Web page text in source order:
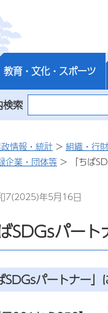
教育・文化・スポーツ
検索
情報・統計 > 組織・行
企業・団体等 > 「ちば
7(2025)年5月16日
ばSDGsパー
SDGsパートナー